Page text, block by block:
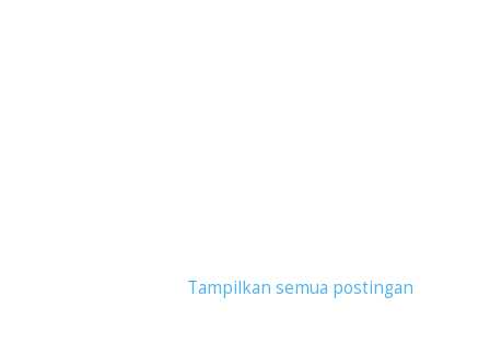
Tampilkan semua postingan